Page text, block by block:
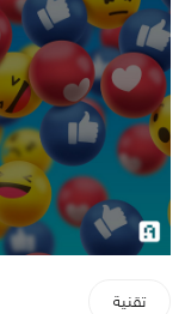
تقنية